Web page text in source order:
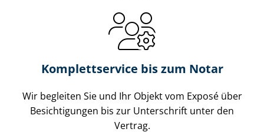
Komplettservice bis zum Notar
Wir begleiten Sie und Ihr Objekt vom Exposé über
Besichtigungen bis zur Unterschrift unter den
Vertrag.